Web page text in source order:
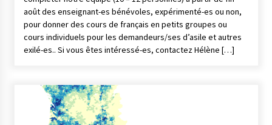
août des enseignant-es bénévoles, expérimenté-es ou non,
pour donner des cours de français en petits groupes ou
cours individuels pour les demandeurs/ses d’asile et autres
exilé-es.. Si vous êtes intéressé-es, contactez Hélène […]